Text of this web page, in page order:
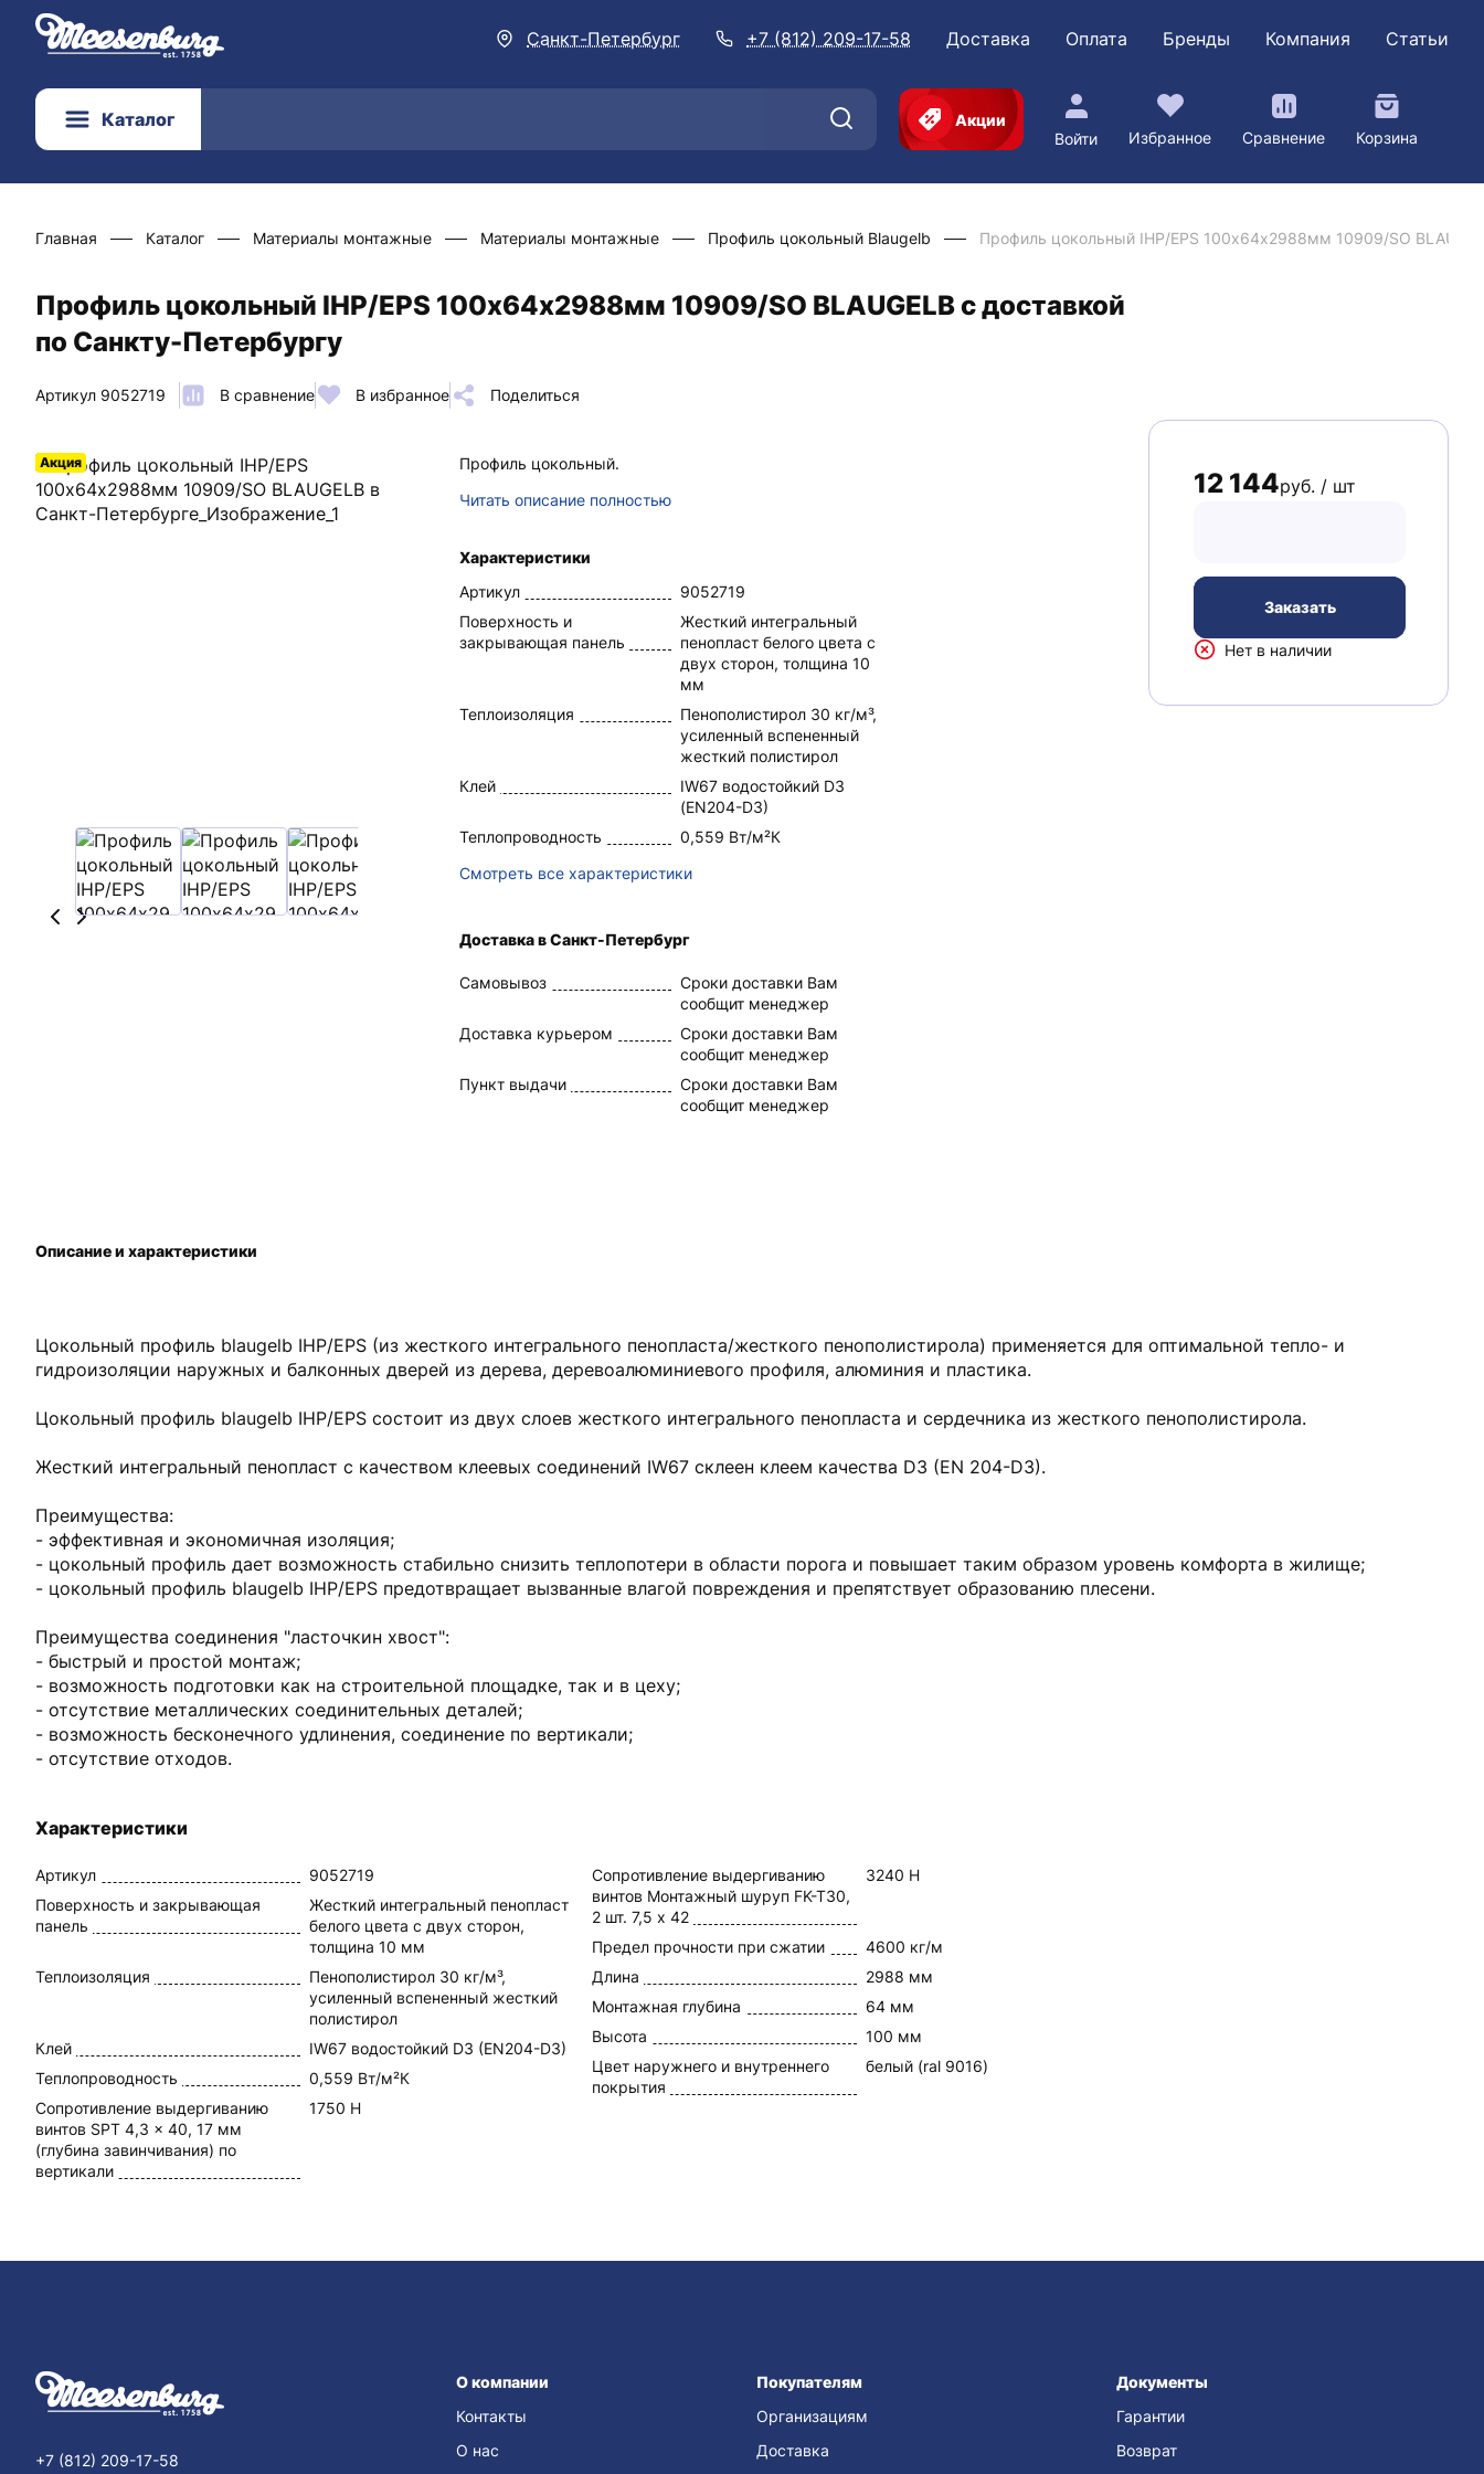
Санкт-Петербург +7 (812) 209-17-58 Доставка Оплата Бренды Компания Статьи
Каталог
Акции
Войти
Избранное Сравнение Корзина
Главная Каталог Материалы монтажные Материалы монтажные Профиль цокольный Blaugelb Профиль цокольный IHP/EPS 100х64х2988мм 10909/SO
Профиль цокольный IHP/EPS 100х64х2988мм 10909/SO BLAUGELB с доставкой
по Санкту-Петербургу
Артикул 9052719 В сравнение В избранное Поделиться
Акция
Профиль цокольный.
Читать описание полностью
Характеристики
Артикул
9052719
Поверхность и
закрывающая панель
Жесткий интегральный
пенопласт белого цвета с
двух сторон, толщина 10
мм
Теплоизоляция
Пенополистирол 30 кг/м³,
усиленный вспененный
жесткий полистирол
Клей
IW67 водостойкий D3
(EN204-D3)
Теплопроводность
0,559 Вт/м²К
Смотреть все характеристики
Доставка в Санкт-Петербург
Самовывоз
Сроки доставки Вам
сообщит менеджер
Доставка курьером
Сроки доставки Вам
сообщит менеджер
Пункт выдачи
Сроки доставки Вам
сообщит менеджер
12 144руб. / шт
Заказать
Нет в наличии
Цокольный профиль blaugelb IHP/EPS (из жесткого интегрального пенопласта/жесткого пенополистирола) применяется для оптимальной тепло- и
гидроизоляции наружных и балконных дверей из дерева, деревоалюминиевого профиля, алюминия и пластика.
Цокольный профиль blaugelb IHP/EPS состоит из двух слоев жесткого интегрального пенопласта и сердечника из жесткого пенополистирола.
Жесткий интегральный пенопласт с качеством клеевых соединений IW67 склеен клеем качества D3 (EN 204-D3).
Преимущества:
- эффективная и экономичная изоляция;
- цокольный профиль дает возможность стабильно снизить теплопотери в области порога и повышает таким образом уровень комфорта в жилище;
- цокольный профиль blaugelb IHP/EPS предотвращает вызванные влагой повреждения и препятствует образованию плесени.
Преимущества соединения "ласточкин хвост":
- быстрый и простой монтаж;
- возможность подготовки как на строительной площадке, так и в цеху;
- отсутствие металлических соединительных деталей;
- возможность бесконечного удлинения, соединение по вертикали;
- отсутствие отходов.
Характеристики
Артикул
9052719
Поверхность и закрывающая
панель
Жесткий интегральный пенопласт
белого цвета с двух сторон,
толщина 10 мм
Теплоизоляция
Пенополистирол 30 кг/м³,
усиленный вспененный жесткий
полистирол
Клей
IW67 водостойкий D3 (EN204-D3)
Теплопроводность
0,559 Вт/м²К
Сопротивление выдергиванию
винтов SPT 4,3 x 40, 17 мм
(глубина завинчивания) по
вертикали
1750 Н
Сопротивление выдергиванию
винтов Монтажный шуруп FK-T30,
2 шт. 7,5 x 42
3240 Н
Предел прочности при сжатии
4600 кг/м
Длина
2988 мм
Монтажная глубина
64 мм
Высота
100 мм
Цвет наружнего и внутреннего
покрытия
белый (ral 9016)
Описание и характеристики
+7 (812) 209-17-58
О компании
Контакты
О нас
Покупателям
Организациям
Доставка
Документы
Гарантии
Возврат